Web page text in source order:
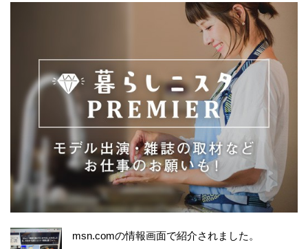
msn.comの情報画面で紹介されました。